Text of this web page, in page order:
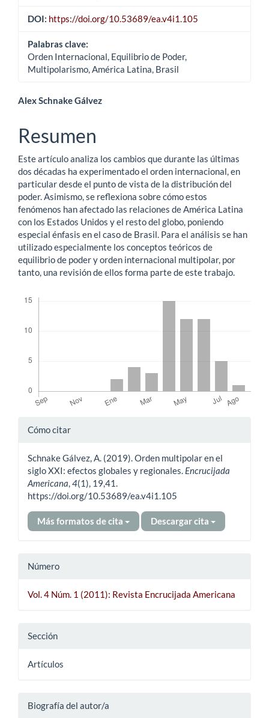
DOI: https://doi.org/10.53689/ea.v4i1.105
Palabras clave:
Orden Internacional, Equilibrio de Poder,
Multipolarismo, América Latina, Brasil
Contenido
principal
del
artículo
Alex Schnake Gálvez
Resumen
Este artículo analiza los cambios que durante las últimas
dos décadas ha experimentado el orden internacional, en
particular desde el punto de vista de la distribución del
poder. Asimismo, se reflexiona sobre cómo estos
fenómenos han afectado las relaciones de América Latina
con los Estados Unidos y el resto del globo, poniendo
especial énfasis en el caso de Brasil. Para el análisis se han
utilizado especialmente los conceptos teóricos de
equilibrio de poder y orden internacional multipolar, por
tanto, una revisión de ellos forma parte de este trabajo.
Detalles
artículo
Cómo citar
Schnake Gálvez, A. (2019). Orden multipolar en el
siglo XXI: efectos globales y regionales. Encrucijada
Americana,4(1), 19,41.
https://doi.org/10.53689/ea.v4i1.105
Más formatos de cita Descargar cita
Número
Vol. 4 Núm. 1 (2011): Revista Encrucijada Americana
Sección
Artículos
Biografía del autor/a